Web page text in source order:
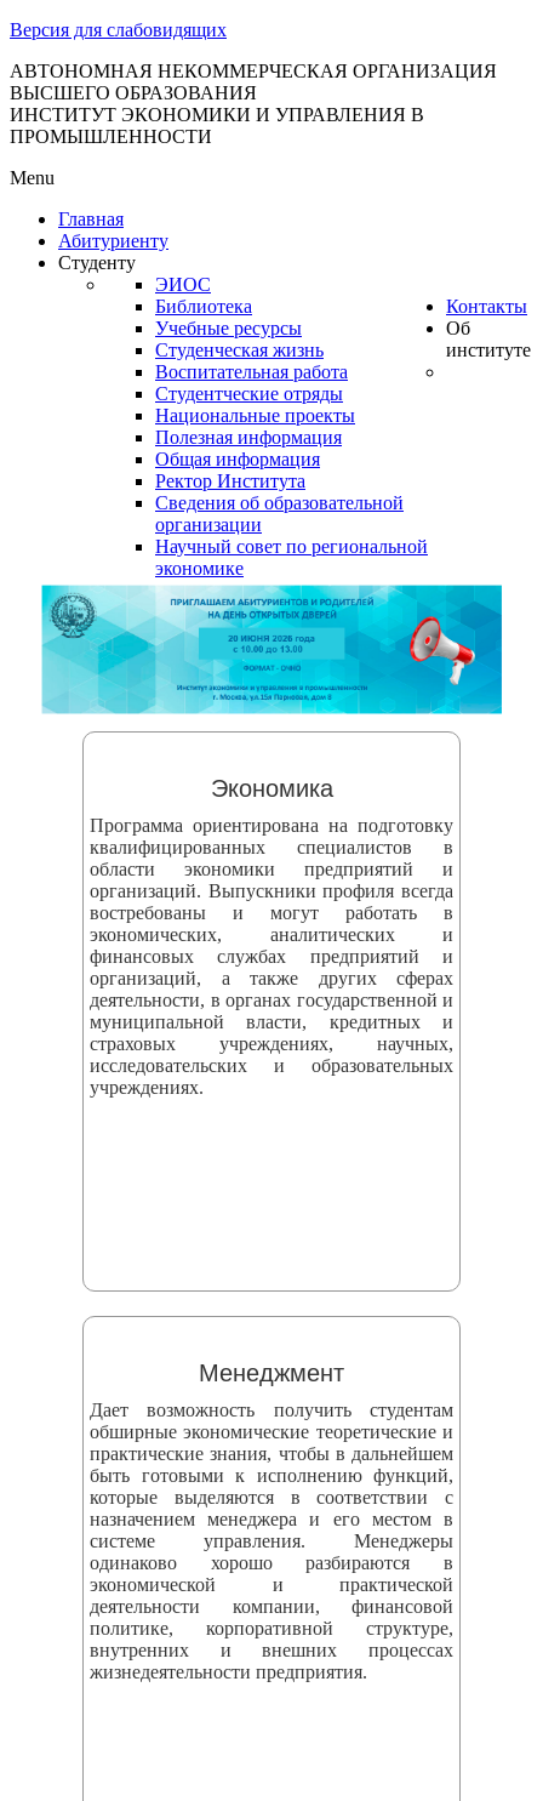
Версия для слабовидящих
АВТОНОМНАЯ НЕКОММЕРЧЕСКАЯ ОРГАНИЗАЦИЯ
ВЫСШЕГО ОБРАЗОВАНИЯ
ИНСТИТУТ ЭКОНОМИКИ И УПРАВЛЕНИЯ В
ПРОМЫШЛЕННОСТИ
Menu
Главная
Абитуриенту
Студенту
ЭИОС
Библиотека
Учебные ресурсы
Студенческая жизнь
Воспитательная работа
Студентческие отряды
Национальные проекты
Полезная информация
Контакты
Об
институте
Общая информация
Ректор Института
Сведения об образовательной
организации
Научный совет по региональной
экономике
Экономика
Программа ориентирована на подготовку
квалифицированных специалистов в
области экономики предприятий и
организаций. Выпускники профиля всегда
востребованы и могут работать в
экономических, аналитических и
финансовых службах предприятий и
организаций, а также других сферах
деятельности, в органах государственной и
муниципальной власти, кредитных и
страховых учреждениях, научных,
исследовательских и образовательных
учреждениях.
Менеджмент
Дает возможность получить студентам
обширные экономические теоретические и
практические знания, чтобы в дальнейшем
быть готовыми к исполнению функций,
которые выделяются в соответствии с
назначением менеджера и его местом в
системе управления. Менеджеры
одинаково хорошо разбираются в
экономической и практической
деятельности компании, финансовой
политике, корпоративной структуре,
внутренних и внешних процессах
жизнедеятельности предприятия.